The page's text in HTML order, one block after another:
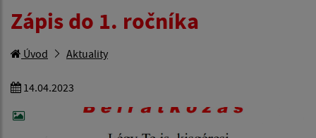
Zápis do 1. ročníka
Úvod Aktuality
14.04.2023